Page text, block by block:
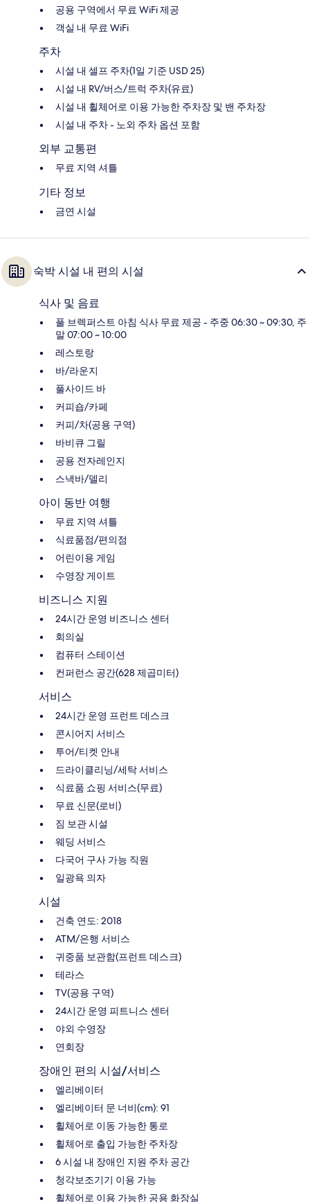
공용 구역에서 무료 WiFi 제공
객실 내 무료 WiFi
주차
시설 내 셀프 주차(1일 기준 USD 25)
시설 내 RV/버스/트럭 주차(유료)
시설 내 휠체어로 이용 가능한 주차장 및 밴 주차장
시설 내 주차 - 노외 주차 옵션 포함
외부 교통편
무료 지역 셔틀
기타 정보
금연 시설
숙박 시설 내 편의 시설
식사 및 음료
풀 브렉퍼스트 아침 식사 무료 제공 - 주중 06:30 ~ 09:30, 주
말 07:00 ~ 10:00
레스토랑
바/라운지
풀사이드 바
커피숍/카페
커피/차(공용 구역)
바비큐 그릴
공용 전자레인지
스낵바/델리
아이 동반 여행
무료 지역 셔틀
식료품점/편의점
어린이용 게임
수영장 게이트
비즈니스 지원
24시간 운영 비즈니스 센터
회의실
컴퓨터 스테이션
컨퍼런스 공간(628 제곱미터)
서비스
24시간 운영 프런트 데스크
콘시어지 서비스
투어/티켓 안내
드라이클리닝/세탁 서비스
식료품 쇼핑 서비스(무료)
무료 신문(로비)
짐 보관 시설
웨딩 서비스
다국어 구사 가능 직원
일광욕 의자
시설
건축 연도: 2018
ATM/은행 서비스
귀중품 보관함(프런트 데스크)
테라스
TV(공용 구역)
24시간 운영 피트니스 센터
야외 수영장
연회장
장애인 편의 시설/서비스
엘리베이터
엘리베이터 문 너비(cm): 91
휠체어로 이동 가능한 통로
휠체어로 출입 가능한 주차장
6 시설 내 장애인 지원 주차 공간
청각보조기기 이용 가능
휠체어로 이용 가능한 공용 화장실